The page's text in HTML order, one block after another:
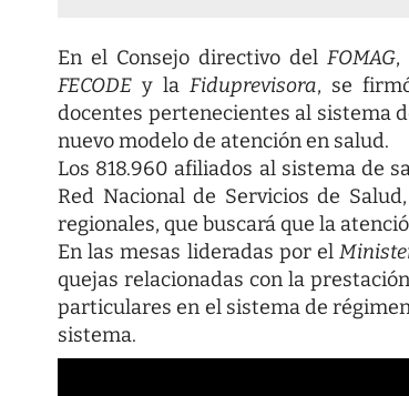
En el Consejo directivo delFOMAG,
FECODE y la Fiduprevisora, se
docentes pertenecientes al sistema
nuevo modelo de atención en salud.
Los 818.960 afiliados al sistema de
Red Nacional de Servicios de
regionales, que buscará que la
En las mesas lideradas por el
quejas relacionadas con la
particulares en el sistema de
sistema.